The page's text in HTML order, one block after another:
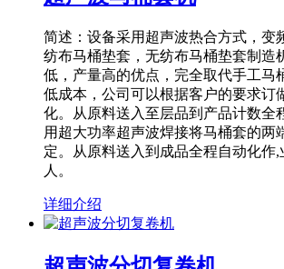
简述：设备采用超声波热合方式，变
纺布马桶垫套，无纺布马桶垫套制造
低，产量高的优点，完全取代手工马
低成本，公司可以根据客户的要求订
化。从原料送入至层品到产品计数全
用超大功率超声波焊接将马桶套的两
定。从原料送入到成品全程自动化作
人。
详细介绍